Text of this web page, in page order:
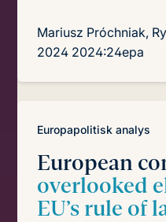
Mariusz Próchniak,
2024 2024:24epa
Europapolitisk analys
European
overlooked
EU’s rule of